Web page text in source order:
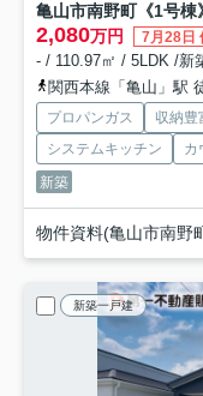
亀山市南野町《1号棟
2,080万円 7月28日
- / 110.97㎡ / 5LDK /新
関西本線「亀山」駅
プロパンガス 収納豊
システムキッチン
カ
新築
物件資料(亀山市南野
新築一戸建